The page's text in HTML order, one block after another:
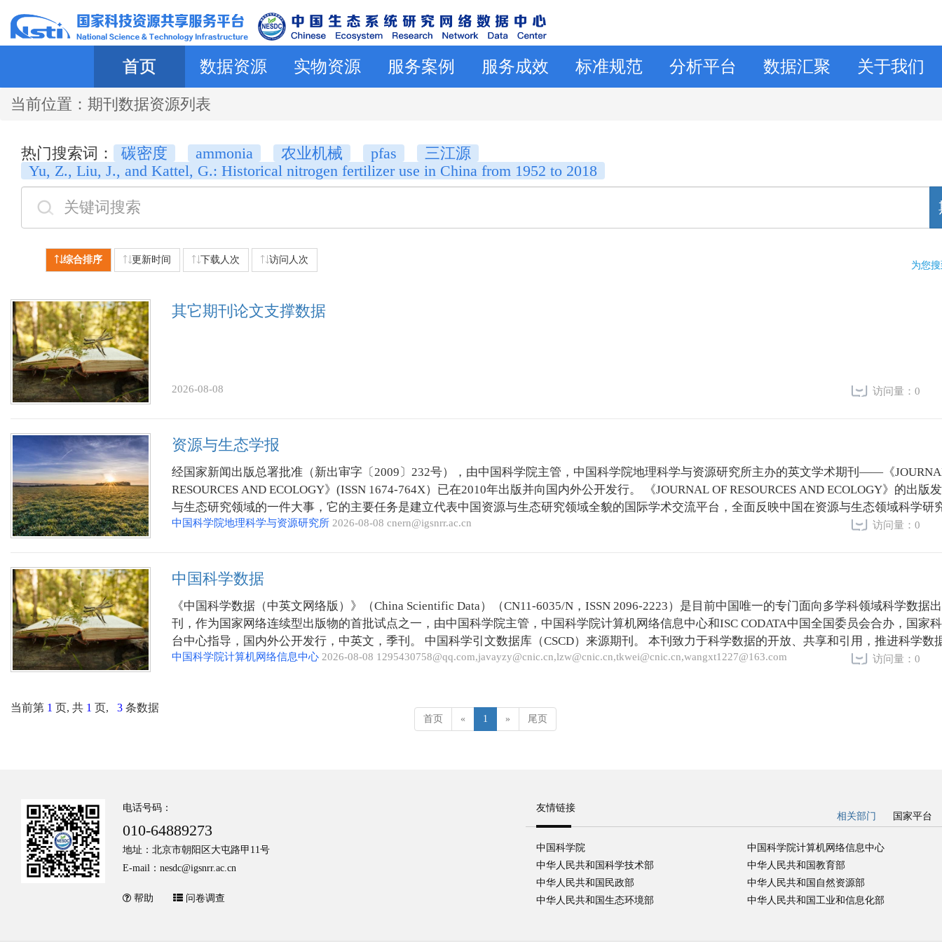
首页 数据资源 实物资源 服务案例 服务成效 标准规范 分析平台 数据汇聚 关于我们
当前位置： 期刊数据资源列表
热门搜索词： 碳密度 ammonia 农业机械 pfas
三江源
Yu, Z., Liu, J., and Kattel, G.: Historical nitrogen fertilizer use in China from 1952 to 2018
综合排序 更新时间 下载人次 访问人次
为您
其它期刊论文支撑数据
2026-08-08 访问量：0
资源与生态学报
经国家新闻出版总署批准（新出审字〔2009〕232号），由中国科学院主管，中国科学院地理科学与资源研究所主办的英文学术期刊——《
RESOURCES AND ECOLOGY》(ISSN 1674-764X）已在2010年出版并向国内外公开发行。 《JOURNAL OF RESOURCES AND ECOLOGY》的出版发行是我国资源
与生态研究领域的一件大事，它的主要任务是建立代表中国资源与生态研究领域全貌的国际学术交流平台，全面反映中国在资源与生态领域科学研
重要进展和先进成果，促进该领域的国际学术交流和科学研究发展。 《JOURNAL OF RESOURCES AND ECOLOGY》由我国著名生态学家李文华院士担任主编，
中国科学院地理科学与资源研究所 2026-08-08 cnern@igsnrr.ac.cn 访问量：0
中国科学数据
《中国科学数据（中英文网络版）》（China Scientific Data）（CN11-6035/N，ISSN 2096-2223）是目前中国唯一的专门面向多学科领域科学数据
刊，作为国家网络连续型出版物的首批试点之一，由中国科学院主管，中国科学院计算机网络信息中心和ISC CODATA中国全国委员会合办，国家
台中心指导，国内外公开发行，中英文，季刊。 中国科学引文数据库（CSCD）来源期刊。 本刊致力于科学数据的开放、共享和引用，推进科学数
数据资产管理，探索科学数据工作的有效评价机制，推动数据科学的发展，促进科学数据的可发现（FINDABLE）、可访问（ACCESSIBLE）、可
中国科学院计算机网络信息中心 2026-08-08 1295430758@qq.com,javayzy@cnic.cn,lzw@cnic.cn,tkwei@cnic.cn,wangxt1227@163.com 访问量：0
当前第 1 页, 共 1 页, 3 条数据
首页 « 1 » 尾页
电话号码：
010-64889273
地址：北京市朝阳区大屯路甲11号
E-mail：nesdc@igsnrr.ac.cn
帮助 问卷调查
友情链接
相关部门
国家平台
中国科学院
中国科学院计算机网络信息中心
中华人民共和国科学技术部
中华人民共和国教育部
中华人民共和国民政部
中华人民共和国自然资源部
中华人民共和国生态环境部
中华人民共和国工业和信息化部